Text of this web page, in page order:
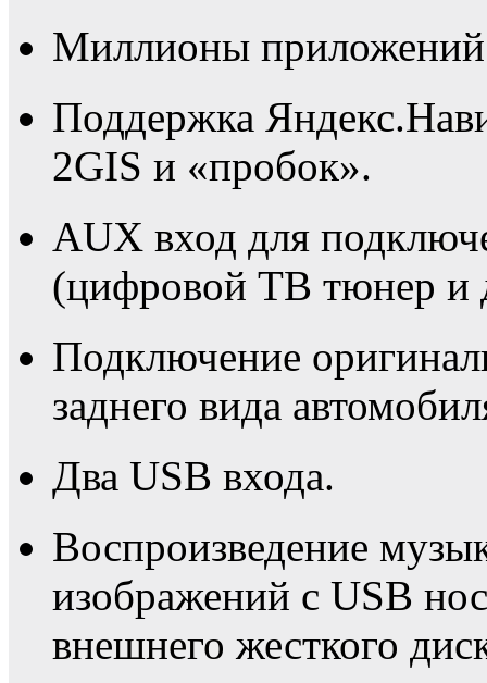
Миллионы приложений
Поддержка
2GIS и «пробок».
AUX вход для
(цифровой ТВ тюнер и
Подключение
заднего вида
Два USB входа.
Воспроизведение
изображений с USB
внешнего жесткого